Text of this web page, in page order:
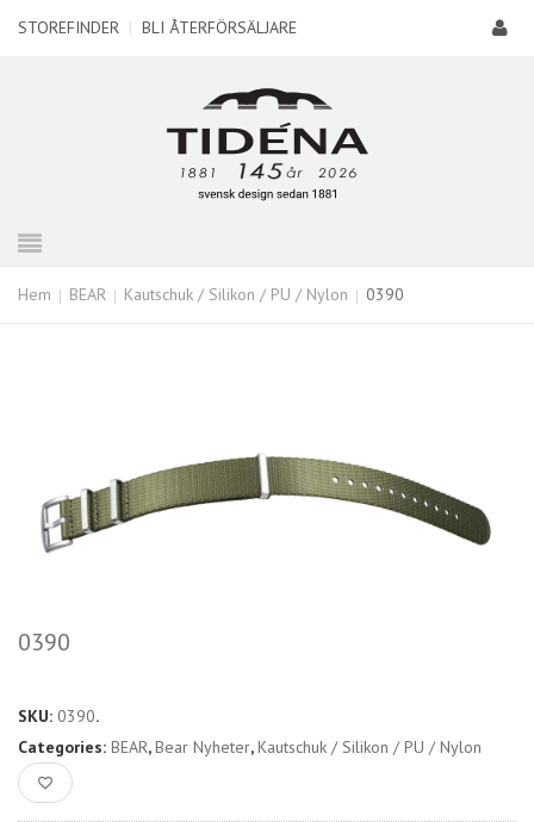
STOREFINDER | BLI ÅTERFÖRSÄLJARE
Hem BEAR Kautschuk / Silikon / PU / Nylon 0390
0390
SKU: 0390.
Categories: BEAR,Bear Nyheter,Kautschuk / Silikon / PU / Nylon